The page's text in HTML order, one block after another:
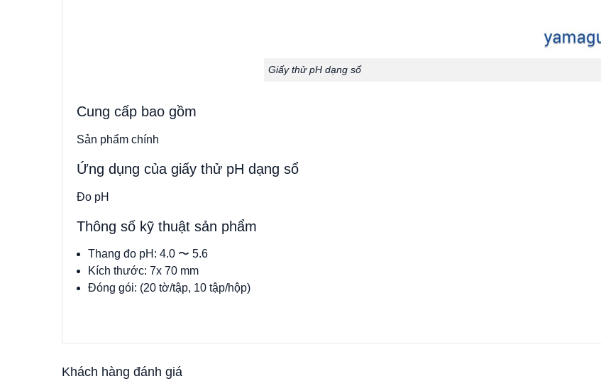
Giấy thử pH dạng sổ
Cung cấp bao gồm
Sản phẩm chính
Ứng dụng của giấy thử pH dạng sổ
Đo pH
Thông số kỹ thuật sản phẩm
Thang đo pH: 4.0 〜 5.6
Kích thước: 7x 70 mm
Đóng gói: (20 tờ/tập, 10 tập/hộp)
Khách hàng đánh giá